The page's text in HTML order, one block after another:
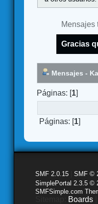
Mensajes
Gracias
Mensajes -
Páginas: [1]
Páginas: [1]
SMF 2.0.15 SMF ©
SimplePortal 2.3.5 ©
SMFSimple.com
Boards